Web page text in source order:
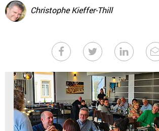
Christophe Kieffer-Thill